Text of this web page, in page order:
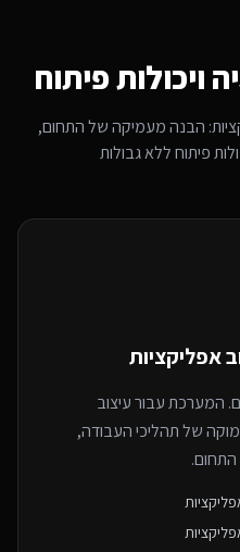
ויכולות פיתוח
: הבנה מעמיקה של התחום,
פיתוח ללא גבולות
אפליקציות
המערכת עבור עיצוב
של תהליכי העבודה,
התחום.